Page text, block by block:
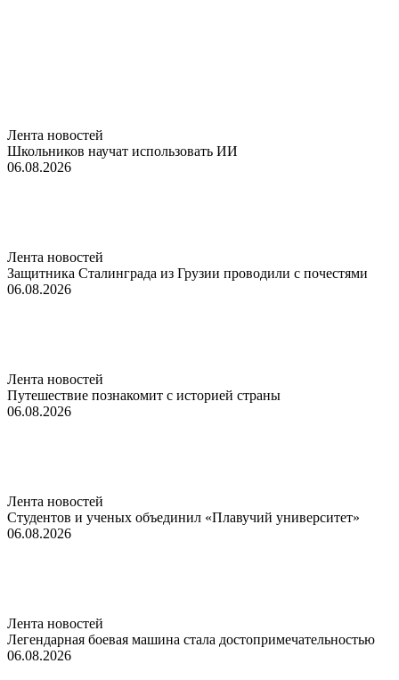
Лента новостей
Школьников научат использовать ИИ
06.08.2026
Лента новостей
Защитника Сталинграда из Грузии проводили с почестями
06.08.2026
Лента новостей
Путешествие познакомит с историей страны
06.08.2026
Лента новостей
Студентов и ученых объединил «Плавучий университет»
06.08.2026
Лента новостей
Легендарная боевая машина стала достопримечательностью
06.08.2026